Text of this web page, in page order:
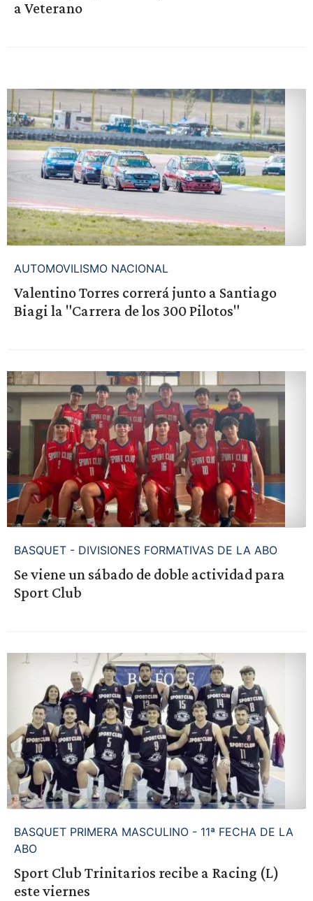
a Veterano
AUTOMOVILISMO NACIONAL
Valentino Torres correrá junto a Santiago
Biagi la "Carrera de los 300 Pilotos"
BASQUET - DIVISIONES FORMATIVAS DE LA ABO
Se viene un sábado de doble actividad para
Sport Club
BASQUET PRIMERA MASCULINO - 11ª FECHA DE LA
ABO
Sport Club Trinitarios recibe a Racing (L)
este viernes